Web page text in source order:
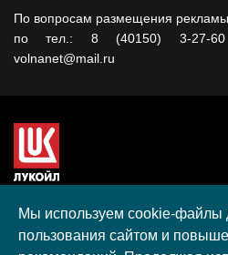
По вопросам размещения
по тел.: 8 (40150) 3-27-60
volnanet@mail.ru
гранта, полученного в рамках
культурных проектов ПАО
Калининградской
Мы используем cookie-файлы
пользования сайтом и